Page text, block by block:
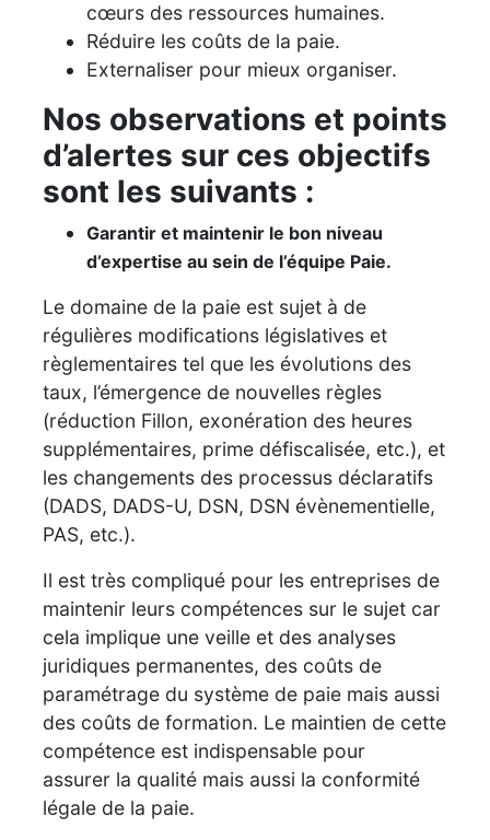
cœurs des ressources humaines.
Réduire les coûts de la paie.
Externaliser pour mieux organiser.
Nos observations et points
d’alertes sur ces objectifs
sont les suivants :
Garantir et maintenir le bon niveau
d’expertise au sein de l’équipe Paie.
Le domaine de la paie est sujet à de
régulières modifications législatives et
règlementaires tel que les évolutions des
taux, l’émergence de nouvelles règles
(réduction Fillon, exonération des heures
supplémentaires, prime défiscalisée, etc.), et
les changements des processus déclaratifs
(DADS, DADS-U, DSN, DSN évènementielle,
PAS, etc.).
Il est très compliqué pour les entreprises de
maintenir leurs compétences sur le sujet car
cela implique une veille et des analyses
juridiques permanentes, des coûts de
paramétrage du système de paie mais aussi
des coûts de formation. Le maintien de cette
compétence est indispensable pour
assurer la qualité mais aussi la conformité
légale de la paie.